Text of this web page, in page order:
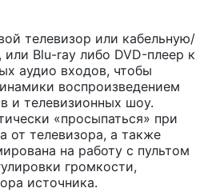
телевизор или кабельную/
Blu-ray либо DVD-плеер к
аудио входов, чтобы
воспроизведением
и телевизионных шоу.
«просыпаться» при
от телевизора, а также
на работу с пультом
громкости,
источника.